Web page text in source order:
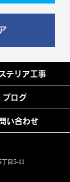
テリア工事
ブログ
い合わせ
目5-11